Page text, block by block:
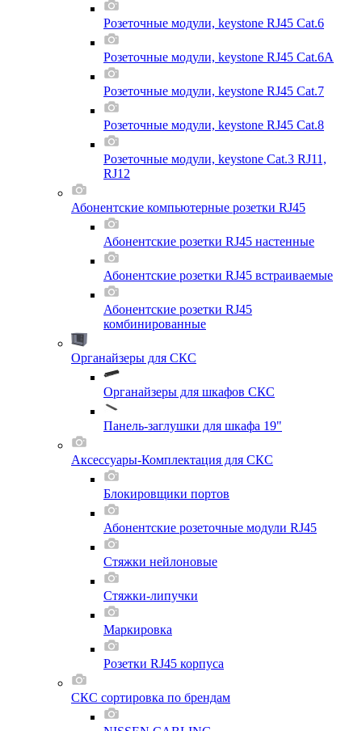
Розеточные модули, keystone RJ45 Cat.6
Розеточные модули, keystone RJ45 Cat.6A
Розеточные модули, keystone RJ45 Cat.7
Розеточные модули, keystone RJ45 Cat.8
Розеточные модули, keystone Cat.3 RJ11,
RJ12
Абонентские компьютерные розетки RJ45
Абонентские розетки RJ45 настенные
Абонентские розетки RJ45 встраиваемые
Абонентские розетки RJ45
комбинированные
Органайзеры для СКС
Органайзеры для шкафов СКС
Панель-заглушки для шкафа 19"
Аксессуары-Комплектация для СКС
Блокировщики портов
Абонентские розеточные модули RJ45
Стяжки нейлоновые
Стяжки-липучки
Маркировка
Розетки RJ45 корпуса
СКС сортировка по брендам